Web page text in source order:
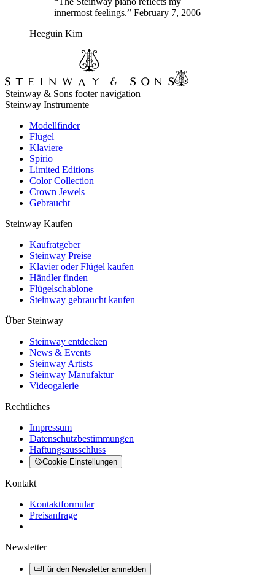
innermost feelings.” February 7, 2006
Heeguin Kim
Steinway & Sons footer navigation
Steinway Instrumente
Modellfinder
Flügel
Klaviere
Spirio
Limited Editions
Color Collection
Crown Jewels
Gebraucht
Steinway Kaufen
Kaufratgeber
Steinway Preise
Klavier oder Flügel kaufen
Händler finden
Flügelschablone
Steinway gebraucht kaufen
Über Steinway
Steinway entdecken
News & Events
Steinway Artists
Steinway Manufaktur
Videogalerie
Rechtliches
Impressum
Datenschutzbestimmungen
Haftungsausschluss
Cookie Einstellungen
Kontakt
Kontaktformular
Preisanfrage
Newsletter
Für den Newsletter anmelden